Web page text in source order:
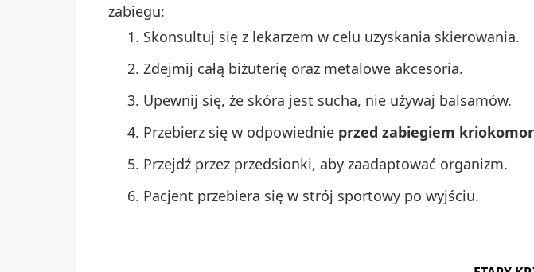
zabiegu:
Skonsultuj się z lekarzem w celu uzyskania skierowania.
Zdejmij całą biżuterię oraz metalowe akcesoria.
Upewnij się, że skóra jest sucha, nie używaj balsamów.
Przebierz się w odpowiednie przed zabiegiem
Przejdź przez przedsionki, aby zaadaptować organizm.
Pacjent przebiera się w strój sportowy po wyjściu.